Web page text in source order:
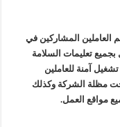
العاملين المشاركين في
تعليمات السلامة
آمنة للعاملين
مظلة الشركة وكذلك
مواقع العمل.